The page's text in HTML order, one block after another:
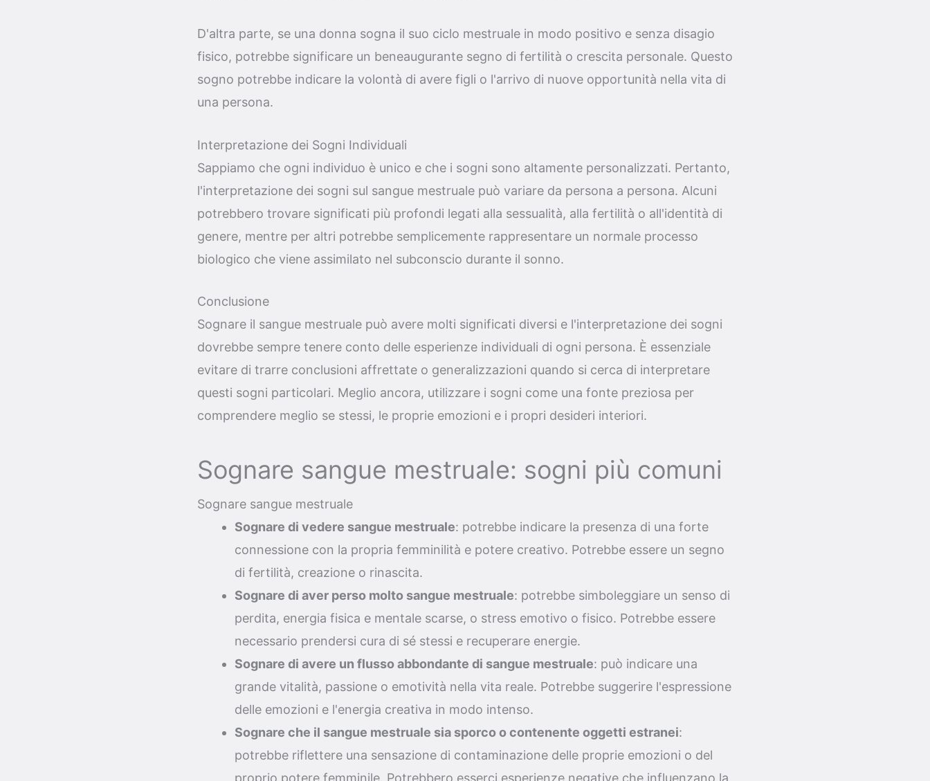
D'altra parte, se una donna sogna il suo ciclo mestruale in modo positivo e senza disagio
fisico, potrebbe significare un beneaugurante segno di fertilità o crescita personale. Questo
sogno potrebbe indicare la volontà di avere figli o l'arrivo di nuove opportunità nella vita di
una persona.
Interpretazione dei Sogni Individuali
Sappiamo che ogni individuo è unico e che i sogni sono altamente personalizzati. Pertanto,
l'interpretazione dei sogni sul sangue mestruale può variare da persona a persona. Alcuni
potrebbero trovare significati più profondi legati alla sessualità, alla fertilità o all'identità di
genere, mentre per altri potrebbe semplicemente rappresentare un normale processo
biologico che viene assimilato nel subconscio durante il sonno.
Conclusione
Sognare il sangue mestruale può avere molti significati diversi e l'interpretazione dei sogni
dovrebbe sempre tenere conto delle esperienze individuali di ogni persona. È essenziale
evitare di trarre conclusioni affrettate o generalizzazioni quando si cerca di interpretare
questi sogni particolari. Meglio ancora, utilizzare i sogni come una fonte preziosa per
comprendere meglio se stessi, le proprie emozioni e i propri desideri interiori.
Sognare sangue mestruale: sogni più comuni
Sognare sangue mestruale
Sognare di vedere sangue mestruale: potrebbe indicare la presenza di una forte
connessione con la propria femminilità e potere creativo. Potrebbe essere un segno
di fertilità, creazione o rinascita.
Sognare di aver perso molto sangue mestruale: potrebbe simboleggiare un senso di
perdita, energia fisica e mentale scarse, o stress emotivo o fisico. Potrebbe essere
necessario prendersi cura di sé stessi e recuperare energie.
Sognare di avere un flusso abbondante di sangue mestruale: può indicare una
grande vitalità, passione o emotività nella vita reale. Potrebbe suggerire l'espressione
delle emozioni e l'energia creativa in modo intenso.
Sognare che il sangue mestruale sia sporco o contenente oggetti estranei:
potrebbe riflettere una sensazione di contaminazione delle proprie emozioni o del
proprio potere femminile. Potrebbero esserci esperienze negative che influenzano la